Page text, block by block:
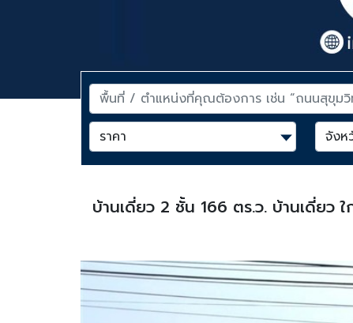
บ้านเดี่ยว 2 ชั้น 166 ตร.ว. บ้านเดี่ยว